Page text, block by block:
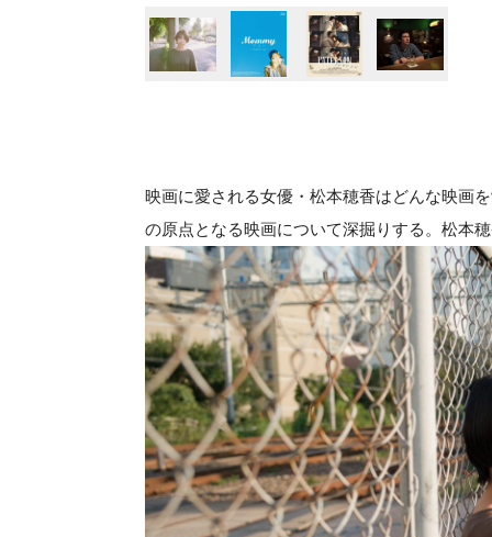
映画に愛される女優・松本穂香はどんな映画
の原点となる映画について深掘りする。松本